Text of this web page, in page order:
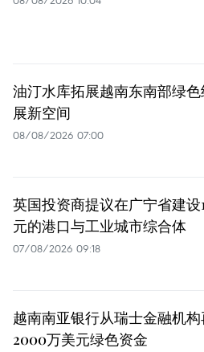
油汀水库拓展越南东南部绿
展新空间
08/08/2026 07:00
英国投资商提议在广宁省建设
元的港口与工业城市综合体
07/08/2026 09:18
越南南亚银行从瑞士金融机
2000万美元绿色资金